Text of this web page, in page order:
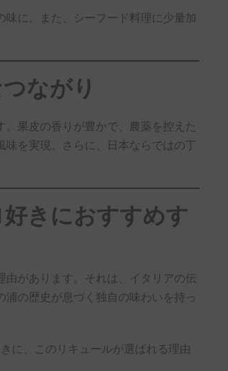
に。また、シーフード料理に少量加
ながり
果皮の香りが豊かで、農薬を控えた
を実現。さらに、日本ならではの丁
きにおすすめす
があります。それは、イタリアの伝
の歴史が息づく独自の味わいを持っ
に、このリキュールが選ばれる理由